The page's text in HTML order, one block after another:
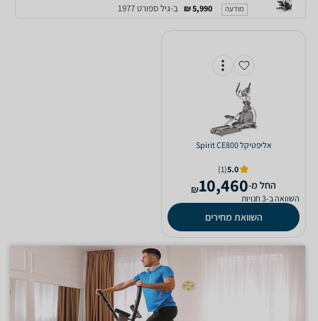
מודעה 5,990 ₪ ב-גיל ספורט 1977
אליפטיקל Spirit CE800
5.0
(1)
‫החל מ-10,460
₪
השוואה ב-3 חנויות
השוואת מחירים